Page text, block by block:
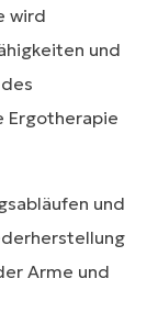
wird
und
Ergotherapie
und
Arme und